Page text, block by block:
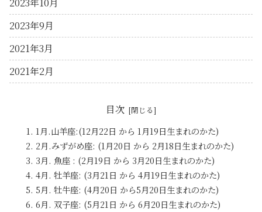
2023年9月
2021年3月
2021年2月
目次
1月.山羊座:(12月22日 から 1月19日生まれのかた)
2月.みずがめ座: (1月20日 から 2月18日生まれのかた)
3月. 魚座 : (2月19日 から 3月20日生まれのかた)
4月. 牡羊座: (3月21日 から 4月19日生まれのかた)
5月. 牡牛座: (4月20日 から5月20日生まれのかた)
6月. 双子座: (5月21日 から 6月20日生まれのかた)